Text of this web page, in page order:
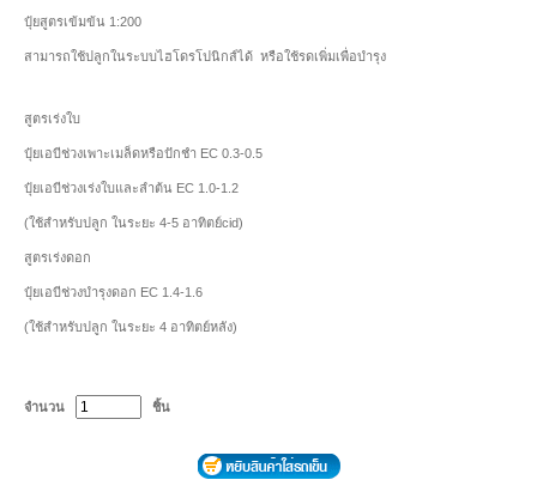
ปุ๋ยสูตรเข้มข้น 1:200
สามารถใช้ปลูกในระบบไฮโดรโปนิกส์ได้ หรือใช้รดเพิ่มเพื่อบำรุง
สูตรเร่งใบ
ปุ๋ยเอบีช่วงเพาะเมล็ดหรือปักชำ EC 0.3-0.5
ปุ๋ยเอบีช่วงเร่งใบและลำต้น EC 1.0-1.2
(ใช้สำหรับปลูก ในระยะ 4-5 อาทิตย์cid)
สูตรเร่งดอก
ปุ๋ยเอบีช่วงบำรุงดอก EC 1.4-1.6
(ใช้สำหรับปลูก ในระยะ 4 อาทิตย์หลัง)
จำนวน ชิ้น